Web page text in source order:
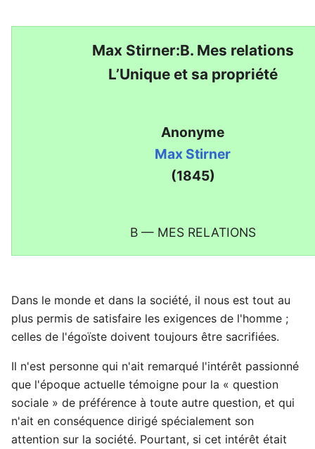
Max Stirner:B. Mes relations
L’Unique et sa propriété
Anonyme
Max Stirner
(1845)
B — MES RELATIONS
Dans le monde et dans la société, il nous est tout au
plus permis de satisfaire les exigences de l'homme ;
celles de l'égoïste doivent toujours être sacrifiées.
Il n'est personne qui n'ait remarqué l'intérêt passionné
que l'époque actuelle témoigne pour la « question
sociale » de préférence à toute autre question, et qui
n'ait en conséquence dirigé spécialement son
attention sur la société. Pourtant, si cet intérêt était